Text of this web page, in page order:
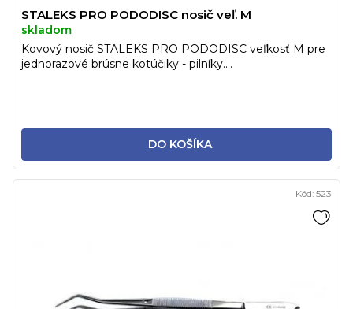
STALEKS PRO PODODISC nosič veľ. M
skladom
DO KOŠÍKA
Kovový nosič STALEKS PRO PODODISC veľkosť M pre
jednorazové brúsne kotúčiky - pilníky....
Kód: 523